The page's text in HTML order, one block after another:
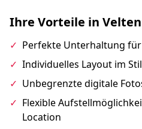
Ihre Vorteile in
✓ Perfekte Unterhaltung
✓ Individuelles Layout im
✓ Unbegrenzte digitale
✓ Flexible
Location